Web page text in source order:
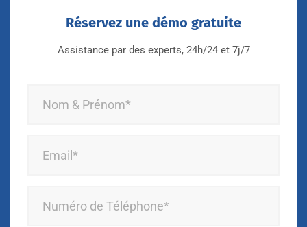
Réservez une démo gratuite
Assistance par des experts, 24h/24 et 7j/7